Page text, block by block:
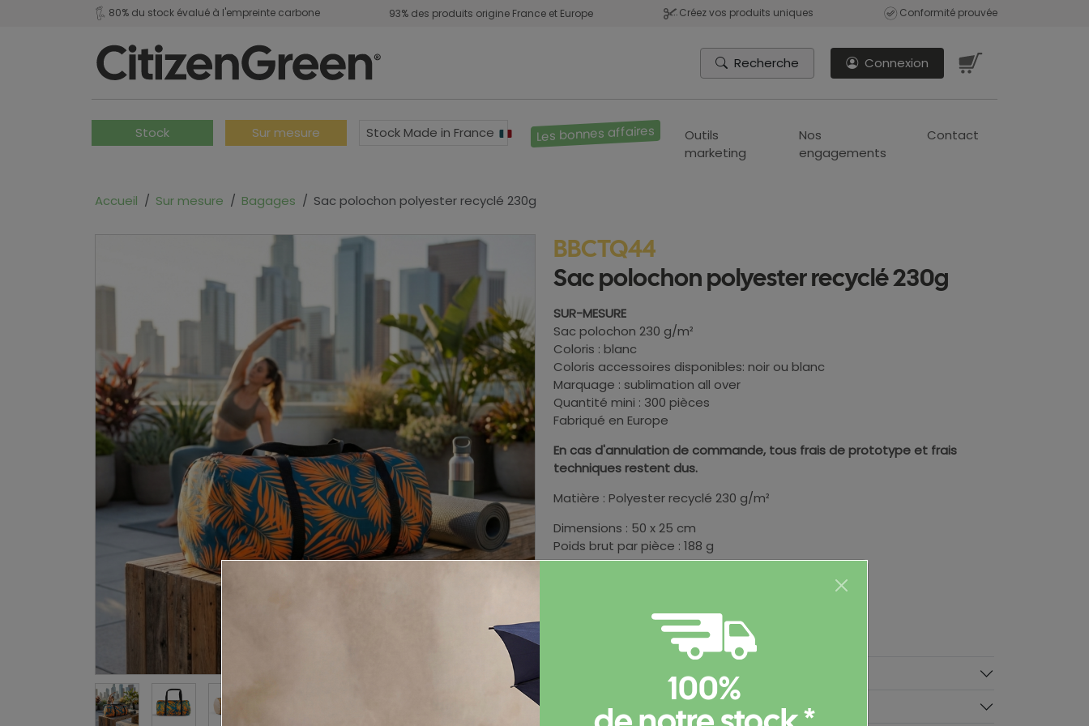
80% du stock évalué à l'empreinte carbone 93% des produits origine France et Europe Créez vos produits uniques Conformité prouvée
Recherche Connexion
Stock Sur mesure Stock Made in France Les bonnes affaires
Outils
marketing
Nos
engagements
Contact
Accueil Sur mesure Bagages Sac polochon polyester recyclé 230g
BBCTQ44
Sac polochon polyester recyclé 230g
SUR-MESURE
Sac polochon 230 g/m²
Coloris : blanc
Coloris accessoires disponibles: noir ou blanc
Marquage : sublimation all over
Quantité mini : 300 pièces
Fabriqué en Europe
En cas d'annulation de commande, tous frais de prototype et frais
techniques restent dus.
Matière : Polyester recyclé 230 g/m²
Dimensions : 50 x 25 cm
Poids brut par pièce : 188 g
Informations complémentaires
Documents et certificats
100%